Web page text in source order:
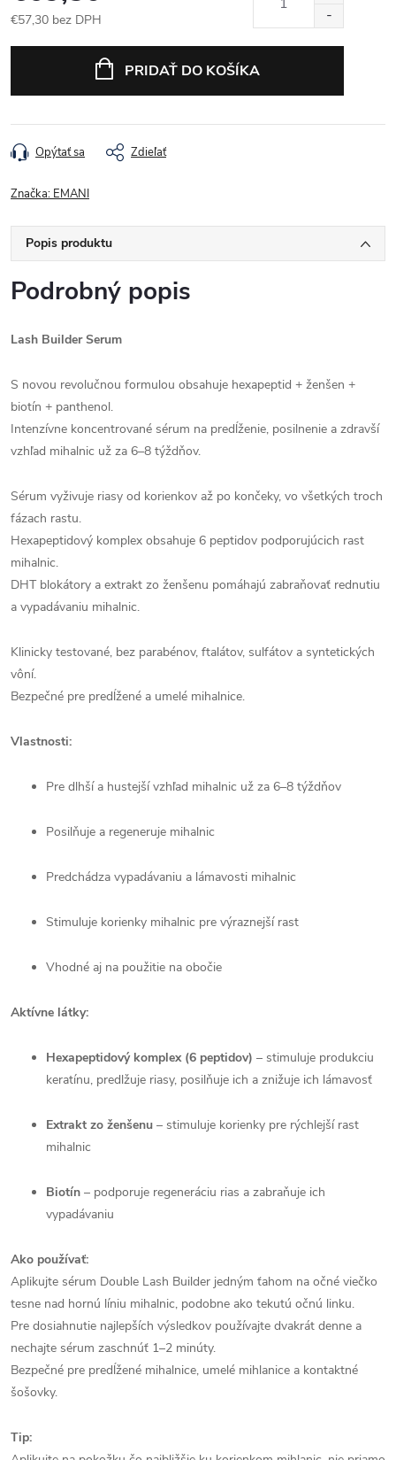
€57,30 bez DPH
PRIDAŤ DO KOŠÍKA
Opýtať sa Zdieľať
Značka: EMANI
Popis produktu
Podrobný popis
Lash Builder Serum
S novou revolučnou formulou obsahuje hexapeptid + ženšen +
biotín + panthenol.
Intenzívne koncentrované sérum na predĺženie, posilnenie a zdravší
vzhľad mihalnic už za 6–8 týždňov.
Sérum vyživuje riasy od korienkov až po končeky, vo všetkých troch
fázach rastu.
Hexapeptidový komplex obsahuje 6 peptidov podporujúcich rast
mihalnic.
DHT blokátory a extrakt zo ženšenu pomáhajú zabraňovať rednutiu
a vypadávaniu mihalnic.
Klinicky testované, bez parabénov, ftalátov, sulfátov a syntetických
vôní.
Bezpečné pre predĺžené a umelé mihalnice.
Vlastnosti:
Pre dlhší a hustejší vzhľad mihalnic už za 6–8 týždňov
Posilňuje a regeneruje mihalnic
Predchádza vypadávaniu a lámavosti mihalnic
Stimuluje korienky mihalnic pre výraznejší rast
Vhodné aj na použitie na obočie
Aktívne látky:
Hexapeptidový komplex (6 peptidov) – stimuluje produkciu
keratínu, predlžuje riasy, posilňuje ich a znižuje ich lámavosť
Extrakt zo ženšenu – stimuluje korienky pre rýchlejší rast
mihalnic
Biotín – podporuje regeneráciu rias a zabraňuje ich
vypadávaniu
Ako používať:
Aplikujte sérum Double Lash Builder jedným ťahom na očné viečko
tesne nad hornú líniu mihalnic, podobne ako tekutú očnú linku.
Pre dosiahnutie najlepších výsledkov používajte dvakrát denne a
nechajte sérum zaschnúť 1–2 minúty.
Bezpečné pre predĺžené mihalnice, umelé mihlanice a kontaktné
šošovky.
Tip: